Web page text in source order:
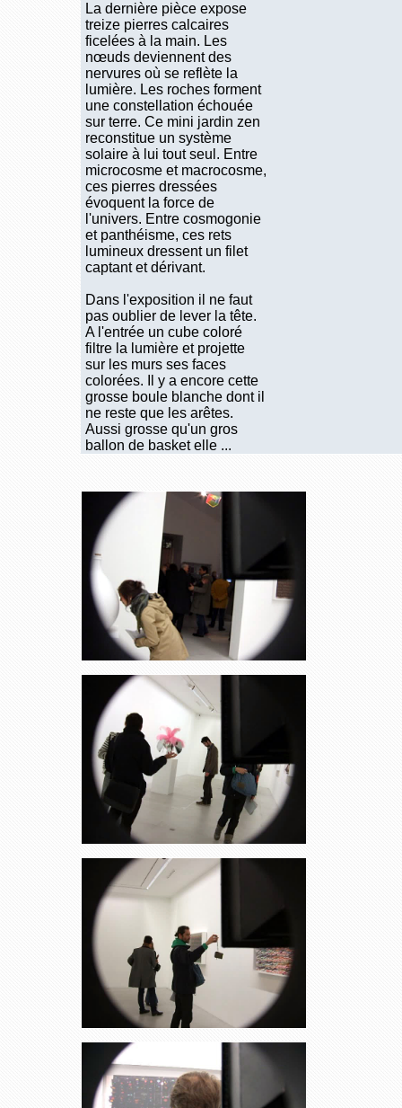
La dernière pièce expose
treize pierres calcaires
ficelées à la main. Les
nœuds deviennent des
nervures où se reflète la
lumière. Les roches forment
une constellation échouée
sur terre. Ce mini jardin zen
reconstitue un système
solaire à lui tout seul. Entre
microcosme et macrocosme,
ces pierres dressées
évoquent la force de
l'univers. Entre cosmogonie
et panthéisme, ces rets
lumineux dressent un filet
captant et dérivant.
Dans l'exposition il ne faut
pas oublier de lever la tête.
A l'entrée un cube coloré
filtre la lumière et projette
sur les murs ses faces
colorées. Il y a encore cette
grosse boule blanche dont il
ne reste que les arêtes.
Aussi grosse qu'un gros
ballon de basket elle ...